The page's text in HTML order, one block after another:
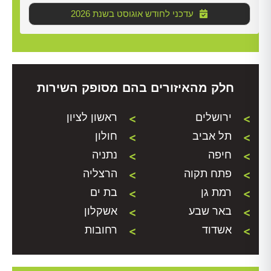
2026 עדכני לחודש אוגוסט בשנת
חלק מהאיזורים בהם מסופק השירות
ירושלים
ראשון לציון
תל אביב
חולון
חיפה
נתניה
פתח תקוה
הרצליה
רמת גן
בת ים
באר שבע
אשקלון
אשדוד
רחובות